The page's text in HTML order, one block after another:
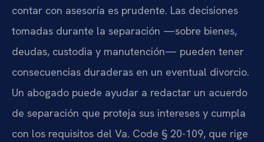
contar con asesoría es prudente. Las decisiones
tomadas durante la separación —sobre bienes,
deudas, custodia y manutención— pueden tener
consecuencias duraderas en un eventual divorcio.
Un abogado puede ayudar a redactar un acuerdo
de separación que proteja sus intereses y cumpla
con los requisitos del Va. Code § 20-109, que rige